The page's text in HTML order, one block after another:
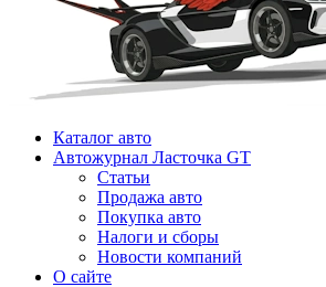
Каталог авто
Автожурнал Ласточка GT
Статьи
Продажа авто
Покупка авто
Налоги и сборы
Новости компаний
О сайте